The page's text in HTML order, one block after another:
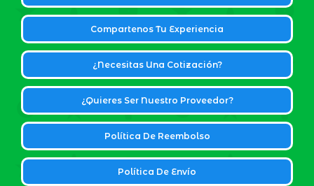
Compartenos Tu Experiencia
¿Necesitas Una Cotización?
¿Quieres Ser Nuestro Proveedor?
Política De Reembolso
Política De Envío